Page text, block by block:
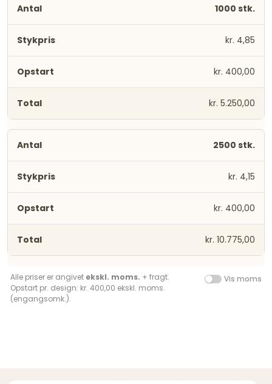
1000 stk.
kr. 4,85
kr. 400,00
kr. 5.250,00
2500 stk.
kr. 4,15
kr. 400,00
kr. 10.775,00
Alle priser er angivet ekskl. moms. + fragt.
Opstart pr. design: kr. 400,00 ekskl. moms.
(engangsomk.).
Vis moms